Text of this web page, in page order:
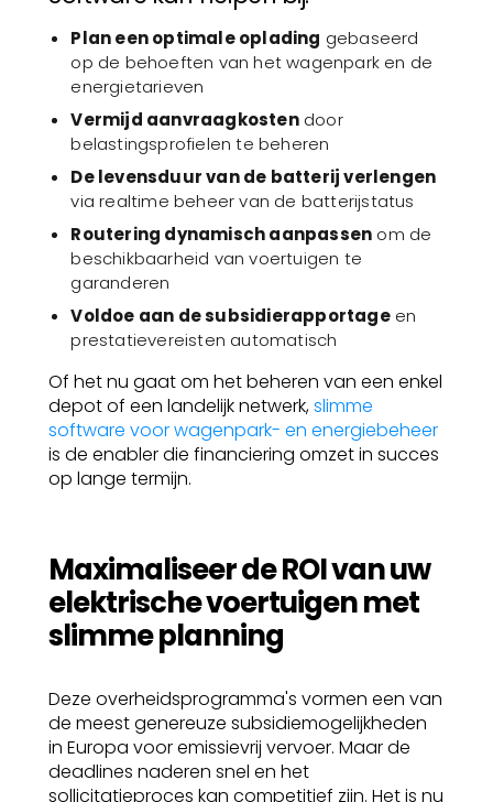
Plan een optimale oplading gebaseerd
op de behoeften van het wagenpark en de
energietarieven
Vermijd aanvraagkostendoor
belastingsprofielen te beheren
De levensduur van de batterij verlengen
via realtime beheer van de batterijstatus
Routering dynamisch aanpassen om de
beschikbaarheid van voertuigen te
garanderen
Voldoe aan de subsidierapportageen
prestatievereisten automatisch
Of het nu gaat om het beheren van een enkel
depot of een landelijk netwerk,slimme
software voor wagenpark- en energiebeheer
is de enabler die financiering omzet in succes
op lange termijn.
Maximaliseer de ROI van uw
elektrische voertuigen met
slimme planning
Deze overheidsprogramma's vormen een van
de meest genereuze subsidiemogelijkheden
in Europa voor emissievrij vervoer. Maar de
deadlines naderen snel en het
sollicitatieproces kan competitief zijn. Het is nu